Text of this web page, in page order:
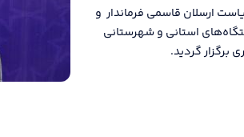
ارسلان قاسمی فرماندار و
استانی و شهرستانی
برگزار گردید.